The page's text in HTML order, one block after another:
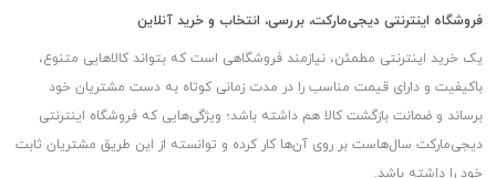
فروشگاه اینترنتی دیجی‌مارکت، بررسی، انتخاب و خرید آنلاین
یک خرید اینترنتی مطمئن، نیازمند فروشگاهی است که بتواند کالاهایی متنوع،
باکیفیت و دارای قیمت مناسب را در مدت زمانی کوتاه به دست مشتریان خود
برساند و ضمانت بازگشت کالا هم داشته باشد؛ ویژگی‌هایی که فروشگاه اینترنتی
دیجی‌مارکت سال‌هاست بر روی آن‌ها کار کرده و توانسته از این طریق مشتریان ثابت
خود را داشته باشد.